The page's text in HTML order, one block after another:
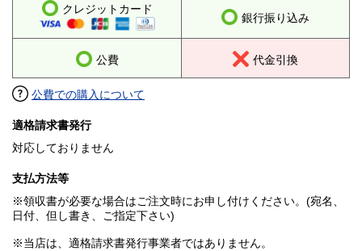
クレジットカード
銀行振り込み
公費 代金引換
公費での購入について
適格請求書発行
対応しておりません
支払方法等
※領収書が必要な場合はご注文時にお申し付けください。(宛名、
日付、但し書き、ご指定下さい)
※当店は、適格請求書発行事業者ではありません。